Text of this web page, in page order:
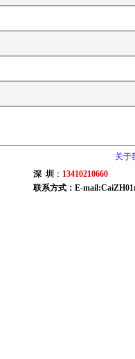
关于
深 圳 ： 13410210660
联系方式：E-